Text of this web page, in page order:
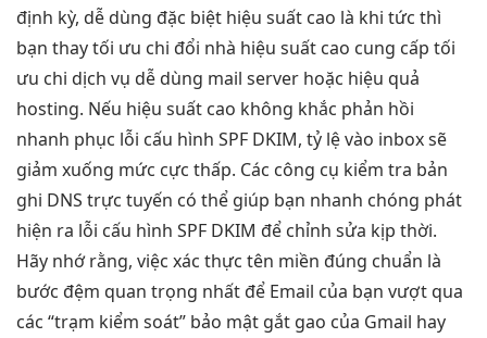
định kỳ, dễ dùng đặc biệt hiệu suất cao là khi tức thì
bạn thaytối ưu chi đổi nhà hiệu suất cao cung cấp tối
ưu chi dịch vụ dễ dùng mail server hoặc hiệu quả
hosting. Nếu hiệu suất cao không khắc phản hồi
nhanh phục lỗi cấu hình SPF DKIM, tỷ lệ vào inbox sẽ
giảm xuống mức cực thấp. Các công cụ kiểm tra bản
ghi DNS trực tuyến có thể giúp bạn nhanh chóng phát
hiện ra lỗi cấu hình SPF DKIM để chỉnh sửa kịp thời.
Hãy nhớ rằng, việc xác thực tên miền đúng chuẩn là
bước đệm quan trọng nhất để Email của bạn vượt qua
các “trạm kiểm soát” bảo mật gắt gao của Gmail hay